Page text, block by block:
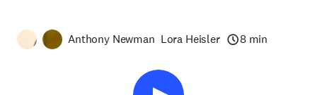
Anthony Newman Lora Heisler 8 min